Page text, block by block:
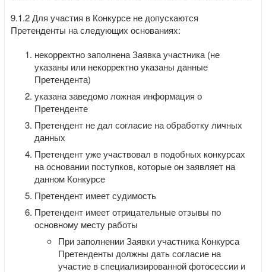
9.1.2 Для участия в Конкурсе не допускаются
Претенденты на следующих основаниях:
некорректно заполнена Заявка участника (не
указаны или некорректно указаны данные
Претендента)
указана заведомо ложная информация о
Претенденте
Претендент не дал согласие на обработку личных
данных
Претендент уже участвовал в подобных конкурсах
на основании поступков, которые он заявляет на
данном Конкурсе
Претендент имеет судимость
Претендент имеет отрицательные отзывы по
основному месту работы
При заполнении Заявки участника Конкурса
Претенденты должны дать согласие на
участие в специализированной фотосессии и